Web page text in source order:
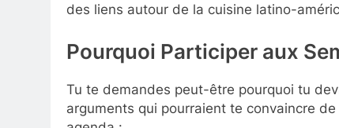
des liens autour de la cuisine latino-
Pourquoi Participer aux
Tu te demandes peut-être pourquoi tu
arguments qui pourraient te convaincre